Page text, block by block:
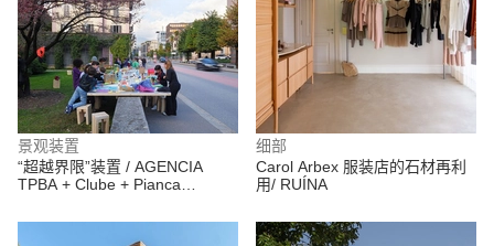
景观装置
“超越界限”装置 / AGENCIA
TPBA + Clube + Pianca
细部
Carol Arbex 服装店的石材再利
用/ RUÍNA